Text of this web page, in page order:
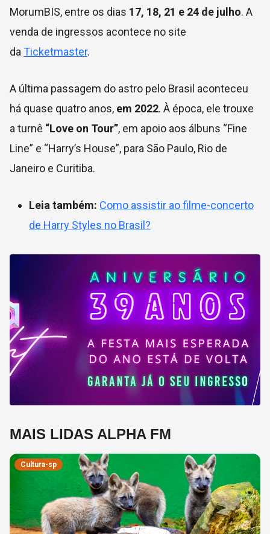
MorumBIS, entre os dias 17, 18, 21 e 24 de julho. A
venda de ingressos acontece no site
da Ticketmaster.
A última passagem do astro pelo Brasil aconteceu
há quase quatro anos, em 2022. À época, ele trouxe
a turnê “Love on Tour”, em apoio aos álbuns “Fine
Line” e “Harry’s House”, para São Paulo, Rio de
Janeiro e Curitiba.
Leia também: Como assistir ao filme-concerto
de Harry Styles no Brasil?
MAIS LIDAS ALPHA FM
Cultura-sp